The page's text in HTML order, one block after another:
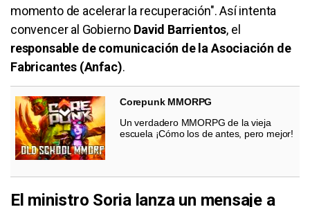
momento de acelerar la recuperación". Así intenta
convencer al Gobierno David Barrientos, el
responsable de comunicación de la Asociación de
Fabricantes (Anfac).
Corepunk MMORPG
Un verdadero MMORPG de la vieja
escuela ¡Cómo los de antes, pero mejor!
El ministro Soria lanza un mensaje a